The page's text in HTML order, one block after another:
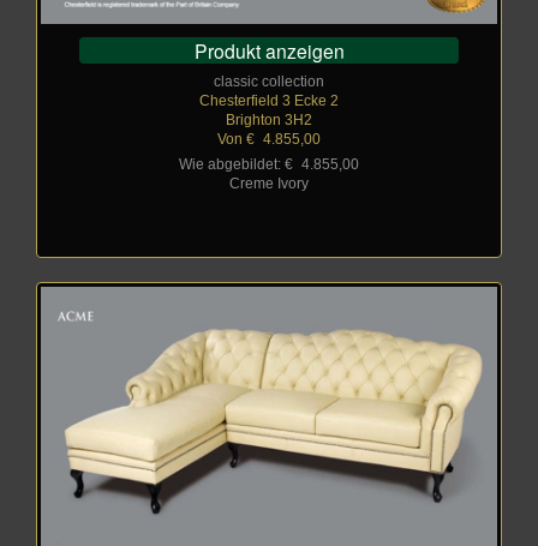
Produkt anzeigen
classic collection
Chesterfield 3 Ecke 2
Brighton 3H2
Von € 4.855,00
Wie abgebildet: € 4.855,00
Creme Ivory